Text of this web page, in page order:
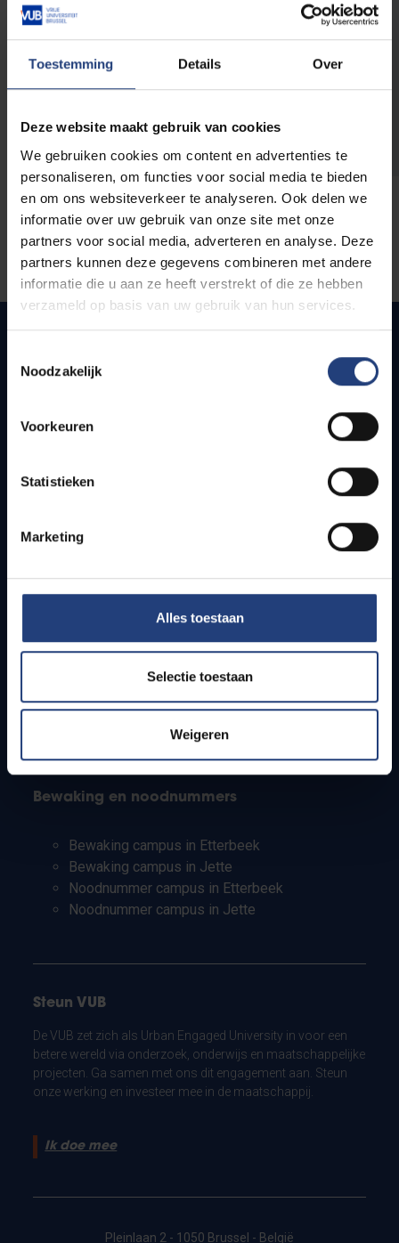
Toestemming Details Over
Deze website maakt gebruik van cookies
We gebruiken cookies om content en advertenties te
personaliseren, om functies voor social media te bieden
en om ons websiteverkeer te analyseren. Ook delen we
informatie over uw gebruik van onze site met onze
partners voor social media, adverteren en analyse. Deze
partners kunnen deze gegevens combineren met andere
informatie die u aan ze heeft verstrekt of die ze hebben
verzameld op basis van uw gebruik van hun services.
Noodzakelijk
Voorkeuren
Statistieken
Marketing
Alles toestaan
Selectie toestaan
Weigeren
De volledige URL van de pagina waar je de fout zag.
Snel naar
Bereikbaarheid
Studenten
PhD-studenten
Leerkrachten en secundaire scholen
Bewaking en noodnummers
Bewaking campus in Etterbeek
Bewaking campus in Jette
Noodnummer campus in Etterbeek
Noodnummer campus in Jette
Steun VUB
De VUB zet zich als Urban Engaged University in voor een
betere wereld via onderzoek, onderwijs en maatschappelijke
projecten. Ga samen met ons dit engagement aan. Steun
onze werking en investeer mee in de maatschappij.
Ik doe mee
Pleinlaan 2 - 1050 Brussel - België